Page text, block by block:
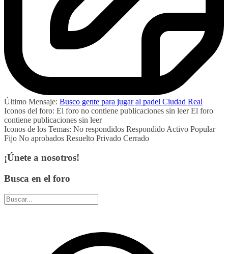
Último Mensaje: Busco gente para jugar al padel Ciudad Real
Iconos del foro: El foro no contiene publicaciones sin leer El foro
contiene publicaciones sin leer
Iconos de los Temas: No respondidos Respondido Activo Popular
Fijo No aprobados Resuelto Privado Cerrado
¡Únete a nosotros!
Busca en el foro